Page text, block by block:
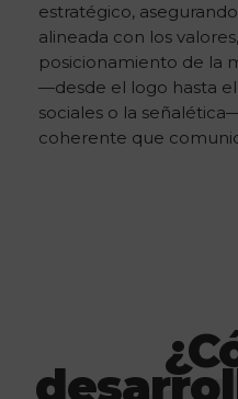
estratégico,
alineada con los
posicionamiento de la
—desde el logo hasta
sociales o la
coherente que